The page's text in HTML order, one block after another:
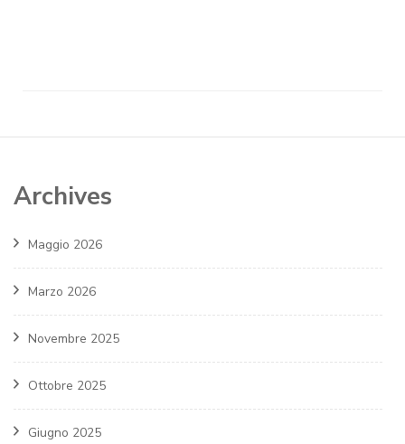
Archives
Maggio 2026
Marzo 2026
Novembre 2025
Ottobre 2025
Giugno 2025